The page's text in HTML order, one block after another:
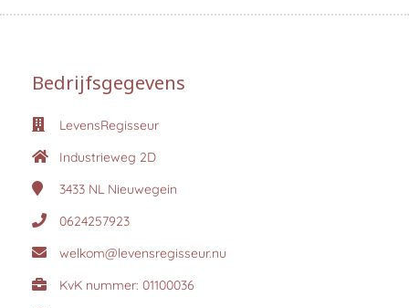
Bedrijfsgegevens
LevensRegisseur
Industrieweg 2D
3433 NL Nieuwegein
0624257923
welkom@levensregisseur.nu
KvK nummer: 01100036